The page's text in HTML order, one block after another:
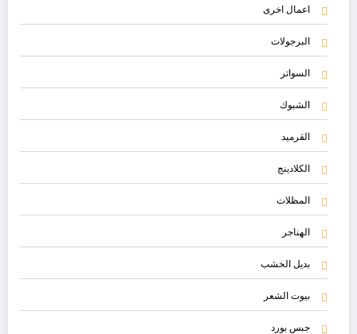
اعمال اخرى
البرجولات
السواتر
الشبوك
القرميد
الكلادينج
المظلات
الهناجر
بديل الخشب
بيوت الشعر
جبس بورد